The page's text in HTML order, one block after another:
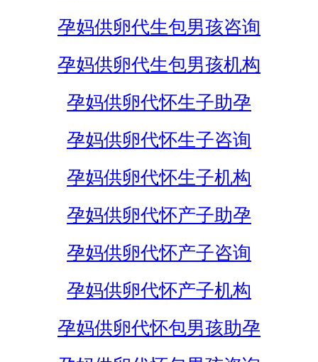
孕妈供卵代生包男孩咨询
孕妈供卵代生包男孩机构
孕妈供卵代怀生子助孕
孕妈供卵代怀生子咨询
孕妈供卵代怀生子机构
孕妈供卵代怀产子助孕
孕妈供卵代怀产子咨询
孕妈供卵代怀产子机构
孕妈供卵代怀包男孩助孕